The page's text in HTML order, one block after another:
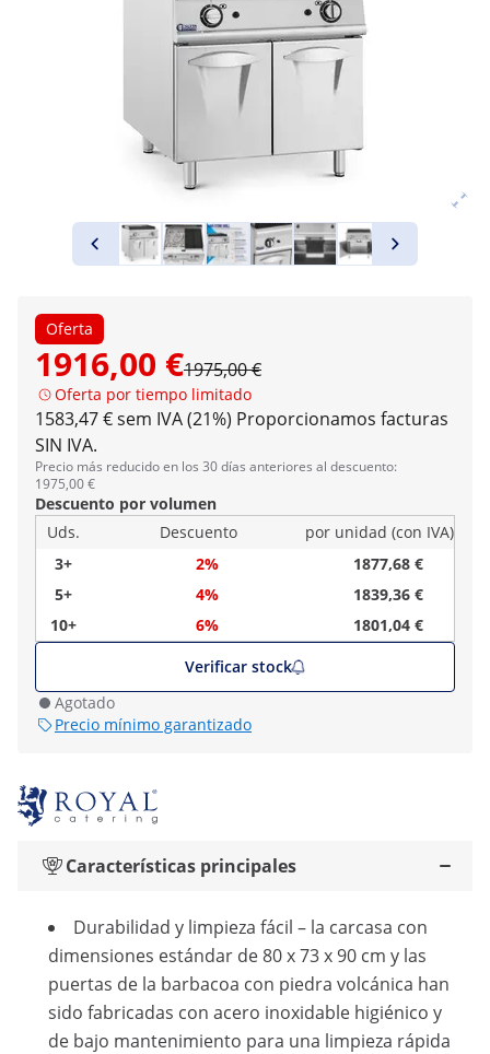
Oferta
1916,00 €1975,00 €
Oferta por tiempo limitado
1583,47 € sem IVA (21%) Proporcionamos facturas
SIN IVA.
Precio más reducido en los 30 días anteriores al descuento:
1975,00 €
Descuento por volumen
Uds.
Descuento
por unidad (con IVA)
3+
2%
1877,68 €
5+
4%
1839,36 €
10+
6%
1801,04 €
Verificar stock
Agotado
Precio mínimo garantizado
Características principales
Durabilidad y limpieza fácil – la carcasa con
dimensiones estándar de 80 x 73 x 90 cm y las
puertas de la barbacoa con piedra volcánica han
sido fabricadas con acero inoxidable higiénico y
de bajo mantenimiento para una limpieza rápida